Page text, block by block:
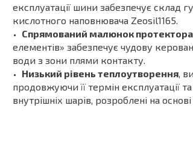
експлуатації шини забезпечує
кислотного наповнювача Zeosil1165.
Спрямований малюнок протектора
елементів» забезпечує чудову
води з зони плями контакту.
Низький рівень теплоутворення,
продовжуючи її термін експлуатації
внутрішніх шарів, розроблені на